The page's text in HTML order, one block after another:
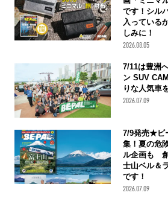
です！シル
入っている
しみに！
2026.08.05
7/11は豊洲
ン SUV
りな人気車
2026.07.09
7/9発売★ビ
集！夏の危
ル企画も
士山ベル＆
です！
2026.07.09